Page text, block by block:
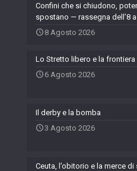
Confini che si chiudono,
spostano — rassegna dell’8
8 Agosto 2026
Lo Stretto libero e la frontiera
6 Agosto 2026
Il derby e la bomba
3 Agosto 2026
Ceuta, l’obitorio e la merce